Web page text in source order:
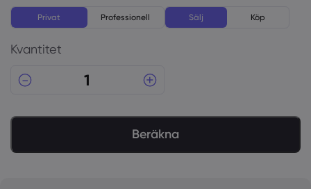
Privat Professionell Sälj Köp
Kvantitet
Beräkna